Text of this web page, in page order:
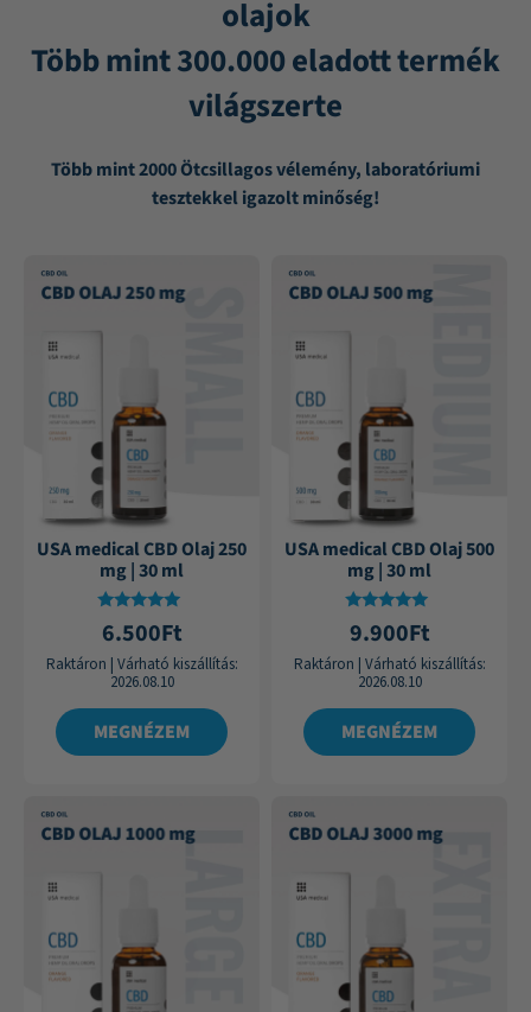
olajok
Több mint 300.000 eladott termék
világszerte
Több mint 2000 Ötcsillagos vélemény, laboratóriumi
tesztekkel igazolt minőség!
USA medical CBD Olaj 250
mg | 30 ml
Értékelés:
4.75
/ 5
6.500Ft
Raktáron | Várható kiszállítás:
2026.08.10
MEGNÉZEM
USA medical CBD Olaj 500
mg | 30 ml
Értékelés:
4.84
/ 5
9.900Ft
Raktáron | Várható kiszállítás:
2026.08.10
MEGNÉZEM